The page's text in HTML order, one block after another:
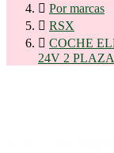
 Por marcas
 RSX
 COCHE
24V 2